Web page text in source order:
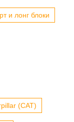
и лонг блоки
(CAT)